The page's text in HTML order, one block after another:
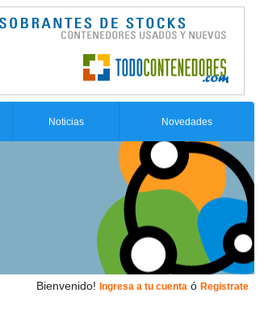
Noticias Novedades
Bienvenido! Ingresa a tu cuenta ó Registrate